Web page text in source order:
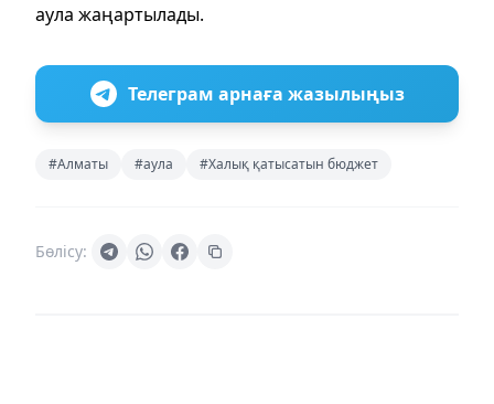
аула жаңартылады.
Телеграм арнаға жазылыңыз
#Алматы #аула #Халық қатысатын бюджет
Бөлісу: